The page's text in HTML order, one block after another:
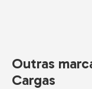
Outras
Cargas